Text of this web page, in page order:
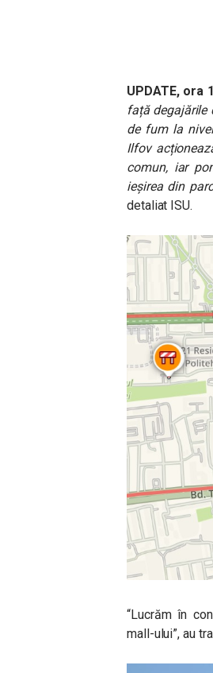
UPDATE, ora
față degajările
de fum la
Ilfov
comun, iar
ieșirea din
detaliat ISU.
“Lucrăm în
mall-ului”, au